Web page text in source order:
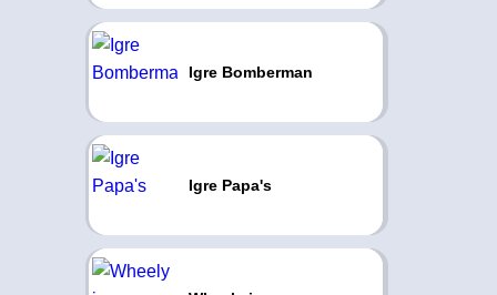
Igre Bomberman
Igre Papa's